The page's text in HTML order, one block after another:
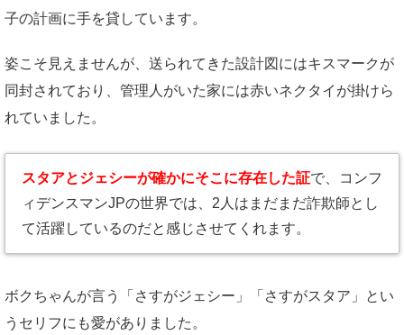
子の計画に手を貸しています。
姿こそ見えませんが、送られてきた設計図にはキスマークが
同封されており、管理人がいた家には赤いネクタイが掛けら
れていました。
スタアとジェシーが確かにそこに存在した証で、コンフ
ィデンスマンJPの世界では、2人はまだまだ詐欺師とし
て活躍しているのだと感じさせてくれます。
ボクちゃんが言う「さすがジェシー」「さすがスタア」とい
うセリフにも愛がありました。